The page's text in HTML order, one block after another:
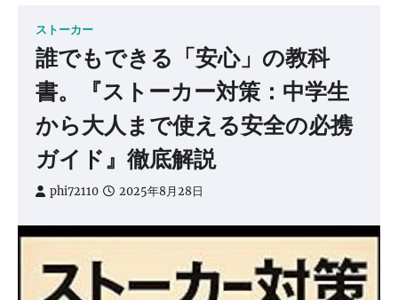
ストーカー
誰でもできる「安心」の教科
書。『ストーカー対策：中学生
から大人まで使える安全の必携
ガイド』徹底解説
phi72110 2025年8月28日